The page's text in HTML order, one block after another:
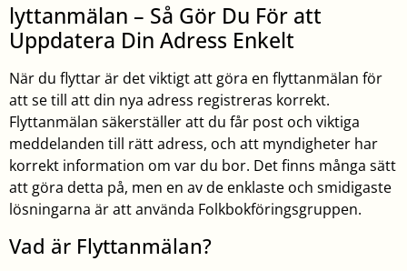
lyttanmälan – Så Gör Du För att
Uppdatera Din Adress Enkelt
När du flyttar är det viktigt att göra en flyttanmälan för
att se till att din nya adress registreras korrekt.
Flyttanmälan säkerställer att du får post och viktiga
meddelanden till rätt adress, och att myndigheter har
korrekt information om var du bor. Det finns många sätt
att göra detta på, men en av de enklaste och smidigaste
lösningarna är att använda Folkbokföringsgruppen.
Vad är Flyttanmälan?